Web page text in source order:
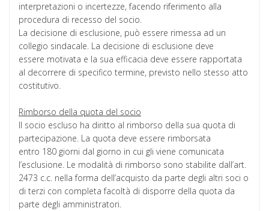
interpretazioni o incertezze, facendo riferimento alla
procedura di recesso del socio.
La decisione di esclusione, può essere rimessa ad un
collegio sindacale. La decisione di esclusione deve
essere motivata e la sua efficacia deve essere rapportata
al decorrere di specifico termine, previsto nello stesso atto
costitutivo.
Rimborso della quota del socio
Il socio escluso ha diritto al rimborso della sua quota di
partecipazione. La quota deve essere rimborsata
entro 180 giorni dal giorno in cui gli viene comunicata
l’esclusione. Le modalità di rimborso sono stabilite dall’art.
2473 c.c. nella forma dell’acquisto da parte degli altri soci o
di terzi con completa facoltà di disporre della quota da
parte degli amministratori.